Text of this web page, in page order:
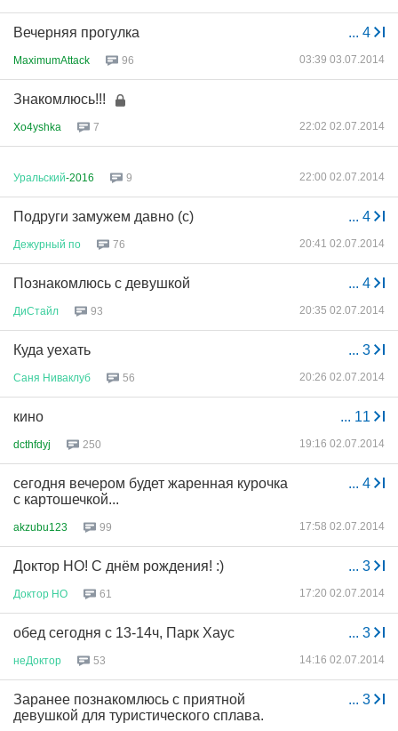
... 4
Вечерняя прогулка
MaximumAttack 96 03:39 03.07.2014
Знакомлюсь!!!
Xo4yshka 7 22:02 02.07.2014
Уральский-2016 9 22:00 02.07.2014
... 4
Подруги замужем давно (с)
Дежурный по 76 20:41 02.07.2014
... 4
Познакомлюсь с девушкой
ДиСтайл 93 20:35 02.07.2014
... 3
Куда уехать
Саня Ниваклуб 56 20:26 02.07.2014
... 11
кино
dcthfdyj 250 19:16 02.07.2014
... 4
сегодня вечером будет жаренная курочка
с картошечкой...
akzubu123 99 17:58 02.07.2014
... 3
Доктор НО! С днём рождения! :)
Доктор НО 61 17:20 02.07.2014
... 3
обед сегодня с 13-14ч, Парк Хаус
неДоктор 53 14:16 02.07.2014
... 3
Заранее познакомлюсь с приятной
девушкой для туристического сплава.